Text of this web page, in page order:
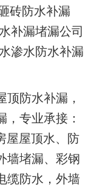
砖防水补漏
补漏堵漏公司
渗水防水补漏
防水补漏，
专业承接：
屋屋顶水、防
墙堵漏、彩钢
缆防水，外墙